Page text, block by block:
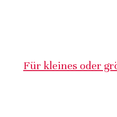
Für kleines oder